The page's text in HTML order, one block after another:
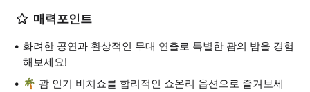
매력포인트
화려한 공연과 환상적인 무대 연출로 특별한 괌의 밤을 경험
해보세요!
🌴 괌 인기 비치쇼를 합리적인 쇼온리 옵션으로 즐겨보세